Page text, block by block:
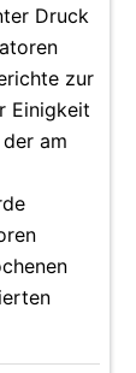
Druck
zur
Einigkeit
am